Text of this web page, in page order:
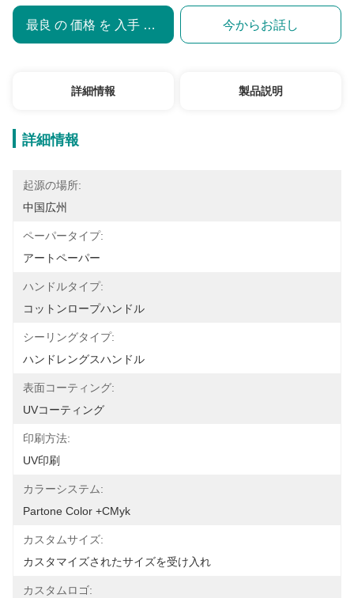
最良 の 価格 を 入手 する 今からお話し
詳細情報 製品説明
詳細情報
起源の場所:
中国広州
ペーパータイプ:
アートペーパー
ハンドルタイプ:
コットンロープハンドル
シーリングタイプ:
ハンドレングスハンドル
表面コーティング:
UVコーティング
印刷方法:
UV印刷
カラーシステム:
Partone Color +CMyk
カスタムサイズ:
カスタマイズされたサイズを受け入れ
カスタムロゴ: